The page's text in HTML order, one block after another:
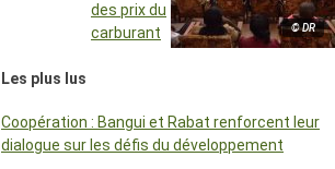
© DR
des prix du
carburant
Les plus lus
Coopération : Bangui et Rabat renforcent leur
dialogue sur les défis du développement